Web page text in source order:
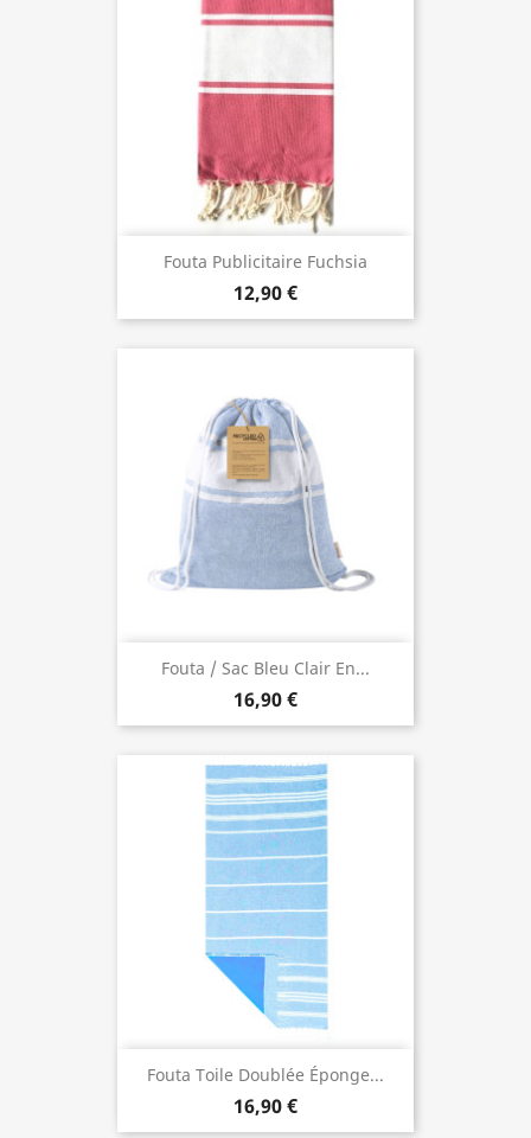
Fouta Publicitaire Fuchsia
12,90 €
Fouta / Sac Bleu Clair En...
16,90 €
Fouta Toile Doublée Éponge...
16,90 €